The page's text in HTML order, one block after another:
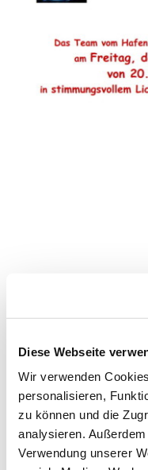
Diese Webseite
Wir verwenden
personalisieren,
zu können und die
analysieren.
Verwendung unserer
Event im Hafen-Bad!
Schwimmen bei
Barßel lädt Sie *
November 2018, von